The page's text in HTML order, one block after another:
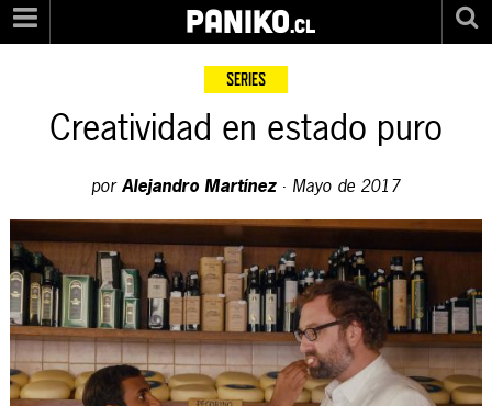
PANIKO.cl
SERIES
Creatividad en estado puro
porAlejandro Martínez· Mayo de 2017